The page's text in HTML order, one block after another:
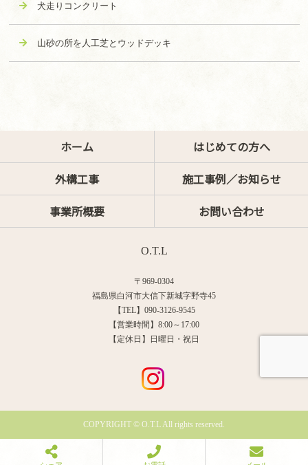
犬走りコンクリート
山砂の所を人工芝とウッドデッキ
ホーム
はじめての方へ
外構工事
施工事例／お知らせ
事業所概要
お問い合わせ
O.T.L
〒969-0304
福島県白河市大信下新城字野寺45
【TEL】090-3126-9545
【営業時間】8:00～17:00
【定休日】日曜日・祝日
COPYRIGHT © O.T.L All rights reserved.